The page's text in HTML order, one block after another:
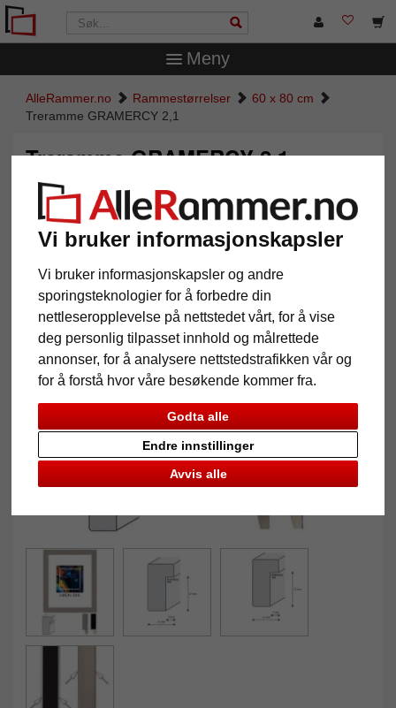
Vi bruker informasjonskapsler
Vi bruker informasjonskapsler og andre
sporingsteknologier for å forbedre din
nettleseropplevelse på nettstedet vårt, for å vise
deg personlig tilpasset innhold og målrettede
annonser, for å analysere nettstedstrafikken vår og
for å forstå hvor våre besøkende kommer fra.
Godta alle
Avvis alle
Endre innstillinger
Meny
AlleRammer.no Rammestørrelser
60 x 80 cm
Treramme GRAMERCY 2,1
Treramme GRAMERCY 2,1
Tilbake